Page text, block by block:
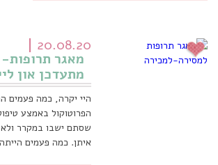
20.08.20
מאגר תרופות-
מתעדכן און
היי יקרה, כמה פעמים
הפרוטוקול באמצע
שסתם ישבו במקרר
איתן. כמה פעמים